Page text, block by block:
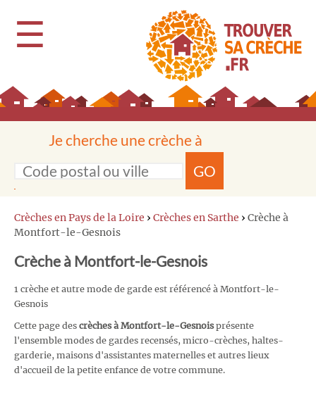
☰
Je cherche une crèche à
GO
Crèches en Pays de la Loire › Crèches en Sarthe › Crèche à
Montfort-le-Gesnois
Crèche à Montfort-le-Gesnois
1 crèche et autre mode de garde est référencé à Montfort-le-
Gesnois
Cette page des crèches à Montfort-le-Gesnoisprésente
l'ensemble modes de gardes recensés, micro-crèches, haltes-
garderie, maisons d'assistantes maternelles et autres lieux
d'accueil de la petite enfance de votre commune.